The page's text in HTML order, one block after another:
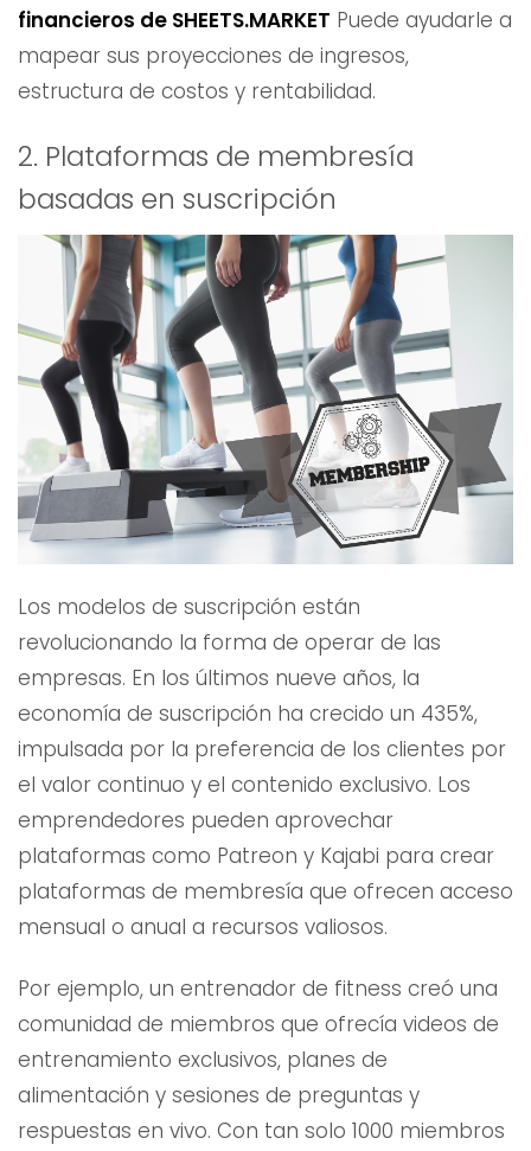
financieros de SHEETS.MARKET Puede ayudarle a
mapear sus proyecciones de ingresos,
estructura de costos y rentabilidad.
2. Plataformas de membresía
basadas en suscripción
Los modelos de suscripción están
revolucionando la forma de operar de las
empresas. En los últimos nueve años, la
economía de suscripción ha crecido un 435%,
impulsada por la preferencia de los clientes por
el valor continuo y el contenido exclusivo. Los
emprendedores pueden aprovechar
plataformas como Patreon y Kajabi para crear
plataformas de membresía que ofrecen acceso
mensual o anual a recursos valiosos.
Por ejemplo, un entrenador de fitness creó una
comunidad de miembros que ofrecía videos de
entrenamiento exclusivos, planes de
alimentación y sesiones de preguntas y
respuestas en vivo. Con tan solo 1000 miembros